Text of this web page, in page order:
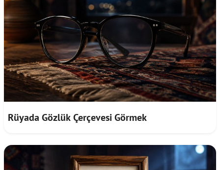
Rüyada Gözlük Çerçevesi Görmek